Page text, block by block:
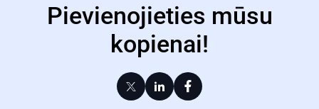
Pievienojieties mūsu
kopienai!